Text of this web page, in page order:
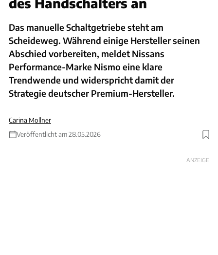
Das manuelle Schaltgetriebe steht am
Scheideweg. Während einige Hersteller seinen
Abschied vorbereiten, meldet Nissans
Performance-Marke Nismo eine klare
Trendwende und widerspricht damit der
Strategie deutscher Premium-Hersteller.
Carina Mollner
Veröffentlicht am 28.05.2026
Foto: Nissan
ANZEIGE